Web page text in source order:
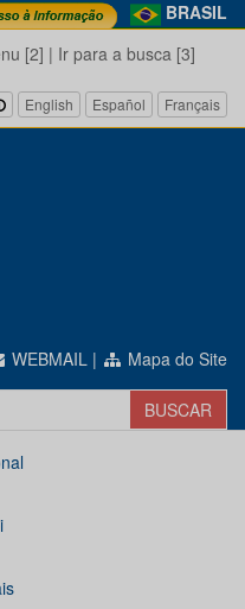
BRASIL
[2] | Ir para a busca [3]
English Español Français
WEBMAIL | Mapa do Site